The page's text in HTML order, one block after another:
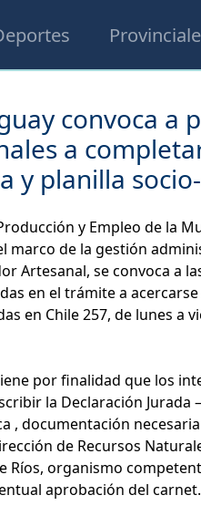
convoca a
a
y planilla
y Empleo de la
marco de la gestión
Artesanal, se convoca a
en el trámite a
en Chile 257, de lunes a
por finalidad que los
la Declaración Jurada
, documentación
de Recursos
Ríos, organismo
aprobación del carnet.